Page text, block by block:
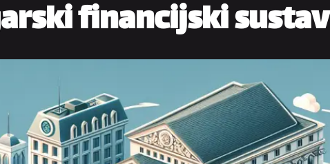
financijski sustav